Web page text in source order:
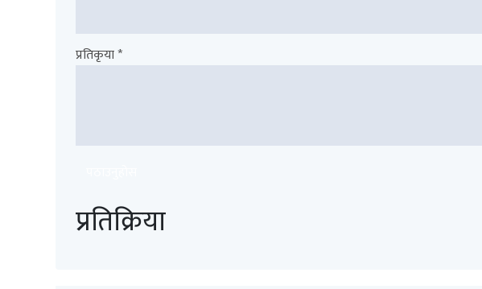
प्रतिकृया *
प्रतिक्रिया